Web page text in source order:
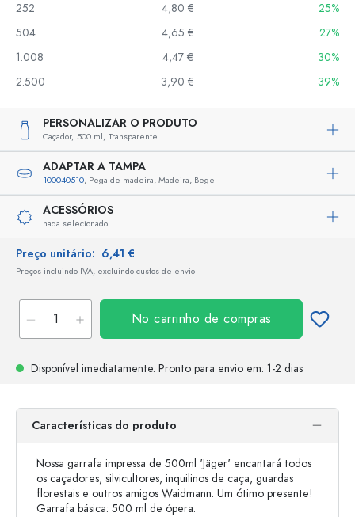
252
4,80 €
25%
504
4,65 €
27%
1.008
4,47 €
30%
2.500
3,90 € 39%
PERSONALIZAR O PRODUTO
Caçador, 500 ml, Transparente
ADAPTAR A TAMPA
100040510, Pega de madeira, Madeira, Bege
ACESSÓRIOS
nada selecionado
Preço unitário: 6,41 €
Preços incluindo IVA, excluindo custos de envio
No carrinho de compras
Disponível imediatamente. Pronto para envio em: 1-2 dias
Características do produto
Nossa garrafa impressa de 500ml 'Jäger' encantará todos
os caçadores, silvicultores, inquilinos de caça, guardas
florestais e outros amigos Waidmann. Um ótimo presente!
Garrafa básica: 500 ml de ópera.